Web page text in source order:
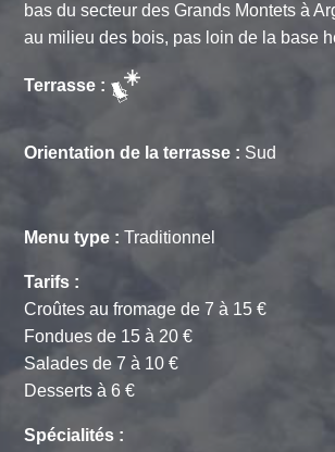
bas du secteur des Grands Montets à
au milieu des bois, pas loin de la base
Terrasse :
Orientation de la terrasse : Sud
Menu type : Traditionnel
Tarifs :
Croûtes au fromage de 7 à 15 €
Fondues de 15 à 20 €
Salades de 7 à 10 €
Desserts à 6 €
Spécialités :